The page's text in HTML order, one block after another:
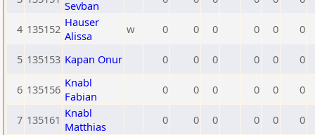
Sevban
4 135152 Hauser
Alissa
w 0 0 0 0 0 0
5 135153 Kapan Onur 0 0 0 0 0 0
6 135156 Knabl
Fabian
0 0 0 0 0 0
7 135161 Knabl
Matthias
0 0 0 0 0 0